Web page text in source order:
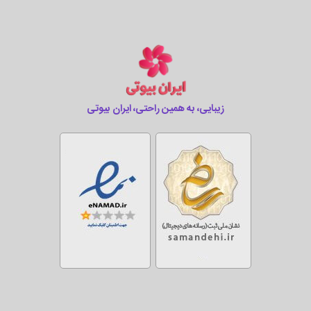
زیبایی، به همین راحتی، ایران بیوتی